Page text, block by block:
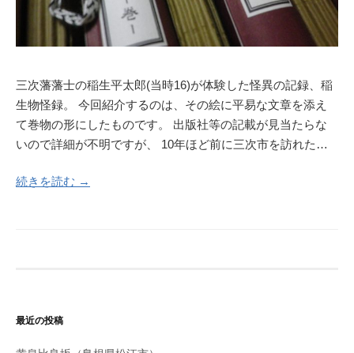
三次藩藩士の稲生平太郎(当時16)が体験した怪異の記録、稲
生物怪録。 今回紹介するのは、その絵に平易な文章を添え
て巻物の形にしたものです。 出版社等の記載が見当たらな
いので詳細が不明ですが、 10年ほど前に三次市を訪れた…
続きを読む →
最近の投稿